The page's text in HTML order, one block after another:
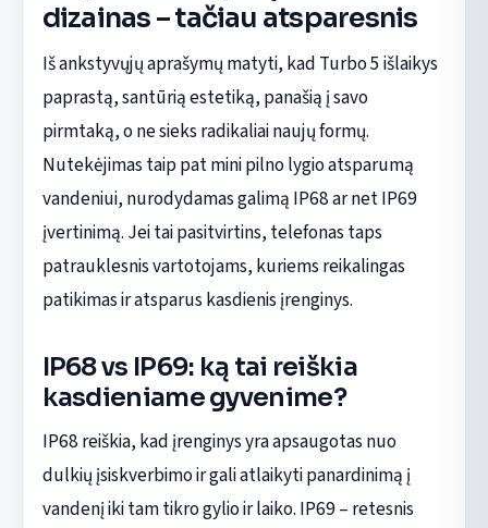
dizainas – tačiau atsparesnis
Iš ankstyvųjų aprašymų matyti, kad Turbo 5 išlaikys
paprastą, santūrią estetiką, panašią į savo
pirmtaką, o ne sieks radikaliai naujų formų.
Nutekėjimas taip pat mini pilno lygio atsparumą
vandeniui, nurodydamas galimą IP68 ar net IP69
įvertinimą. Jei tai pasitvirtins, telefonas taps
patrauklesnis vartotojams, kuriems reikalingas
patikimas ir atsparus kasdienis įrenginys.
IP68 vs IP69: ką tai reiškia
kasdieniame gyvenime?
IP68 reiškia, kad įrenginys yra apsaugotas nuo
dulkių įsiskverbimo ir gali atlaikyti panardinimą į
vandenį iki tam tikro gylio ir laiko. IP69 – retesnis